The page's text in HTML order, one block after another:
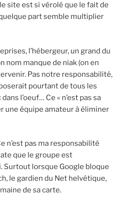
site est si vérolé que le fait de
part semble multiplier
l’hébergeur, un grand du
nom manque de niak (on en
Pas notre responsabilité,
pourtant de tous les
l’oeuf… Ce « n’est pas sa
une équipe amateur à éliminer
n’est pas ma responsabilité
que le groupe est
Surtout lorsque Google bloque
le gardien du Net helvétique,
de sa carte.